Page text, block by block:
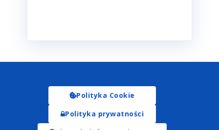
Polityka Cookie
Polityka prywatności